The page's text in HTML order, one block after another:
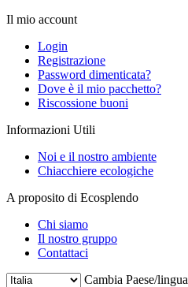
Il mio account
Login
Registrazione
Password dimenticata?
Dove è il mio pacchetto?
Riscossione buoni
Informazioni Utili
Noi e il nostro ambiente
Chiacchiere ecologiche
A proposito di Ecosplendo
Chi siamo
Il nostro gruppo
Contattaci
Cambia Paese/lingua